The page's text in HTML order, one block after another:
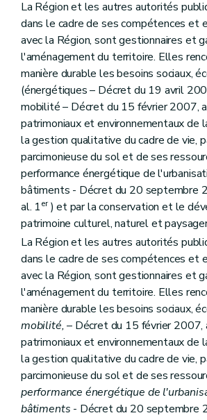
Art. 21
Section 2 Contenu
Art. 22
Art. 23
Section 3 (Destination et prescriptions générales des zones, tracés de réseaux
Art. 24
Art. 25
Art. 26
Art. 27
Art. 28
Art. 29
Art. 30
Art. 30bis
Art. 31
Art. 31bis
Art. 32
Art. 33
Art. 34bis
Art. 35
Art. 36
Art. 37
Art. 38
Art. 39
Art. 39bis
Art. 40
Art. 41
Section 4 Procédure
Art. 42
Art. 42bis
Art. 43
La Région et les autres autorités
dans le cadre de ses compétences et
avec la Région, sont gestionnaires et
l'aménagement du territoire. Elles
manière durable les besoins sociaux,
(énergétiques – Décret du 19 avril
mobilité – Décret du 15 février 2007,
patrimoniaux et environnementaux de
la gestion qualitative du cadre de vie,
parcimonieuse du sol et de ses
performance énergétique de
bâtiments - Décret du 20 septembre
al. 1er) et par la conservation et le
patrimoine culturel, naturel et
La Région et les autres autorités
dans le cadre de ses compétences et
avec la Région, sont gestionnaires et
l'aménagement du territoire. Elles
manière durable les besoins sociaux,
mobilité,– Décret du 15 février 2007,
patrimoniaux et environnementaux de
la gestion qualitative du cadre de vie,
parcimonieuse du sol et de ses
performance énergétique de
bâtiments - Décret du 20 septembre